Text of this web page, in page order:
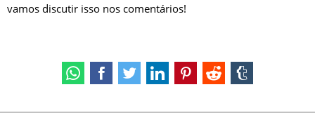
vamos discutir isso nos comentários!